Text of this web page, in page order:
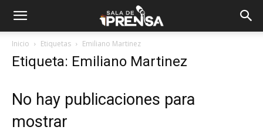
Inicio Etiquetas Emiliano Martinez
Etiqueta: Emiliano Martinez
No hay publicaciones para
mostrar